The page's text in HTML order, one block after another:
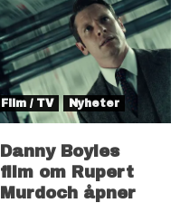
Film / TV Nyheter
Danny Boyles
film om Rupert
Murdoch åpner